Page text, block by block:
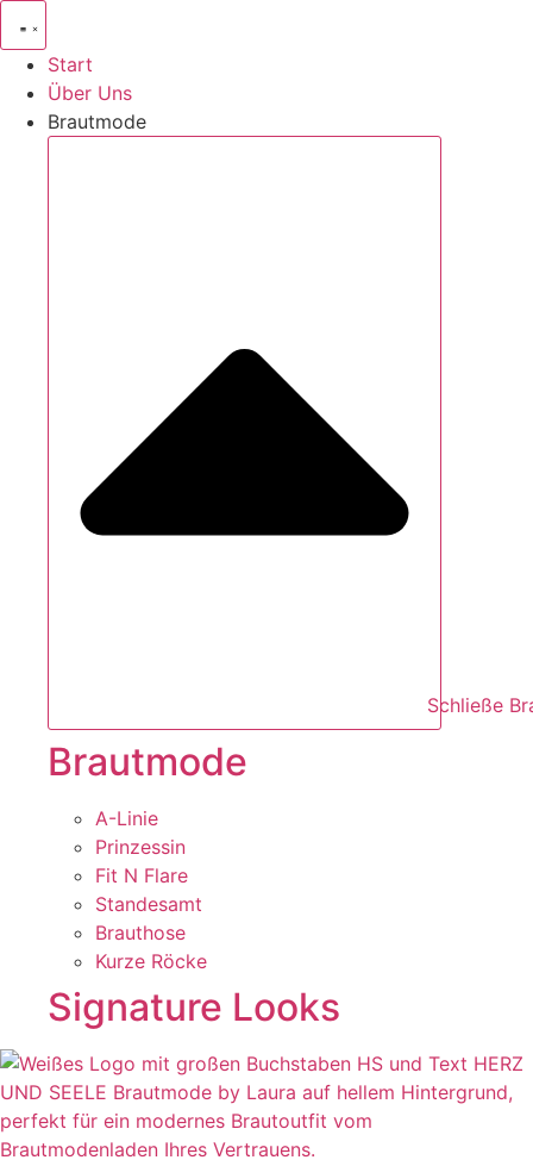
Inhalt
springen
Start
Über Uns
Brautmode
Schließe
Brautmode
A-Linie
Prinzessin
Fit N Flare
Standesamt
Brauthose
Kurze Röcke
Signature Looks